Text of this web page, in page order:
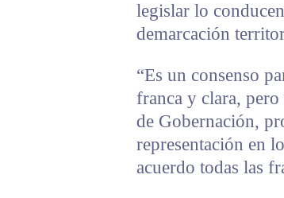
legislar lo
demarcación
“Es un consenso
franca y clara, pero
de Gobernación,
representación en
acuerdo todas las